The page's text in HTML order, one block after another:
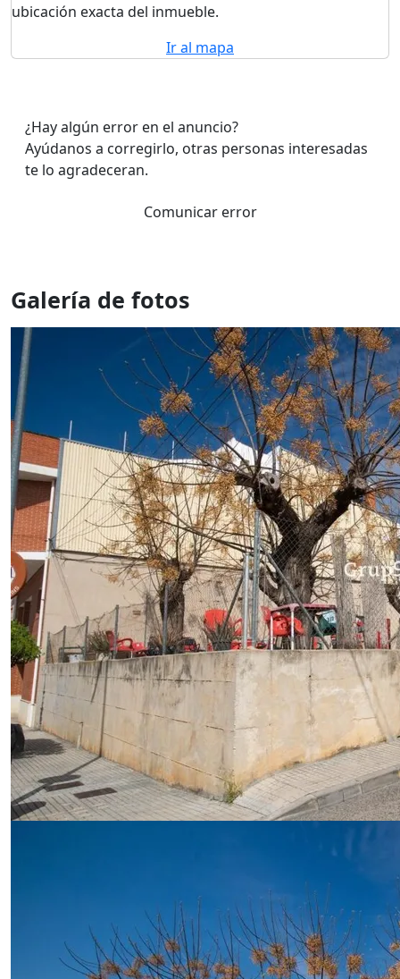
ubicación exacta del inmueble.
Ir al mapa
¿Hay algún error en el anuncio?
Ayúdanos a corregirlo, otras personas interesadas
te lo agradeceran.
Comunicar error
Galería de fotos